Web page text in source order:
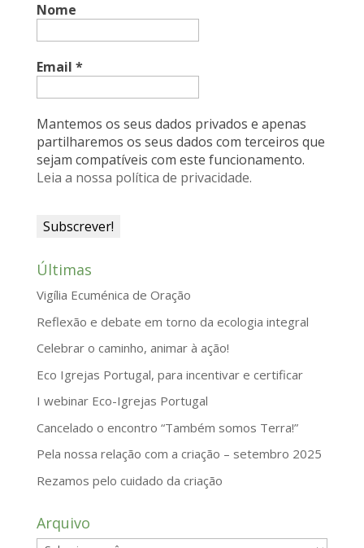
o
o
k
I
p
d
l
y
Nome
Email *
Mantemos os seus dados privados e apenas
partilharemos os seus dados com terceiros que
sejam compatíveis com este funcionamento.
Leia a nossa política de privacidade.
Últimas
Vigília Ecuménica de Oração
Reflexão e debate em torno da ecologia integral
Celebrar o caminho, animar à ação!
Eco Igrejas Portugal, para incentivar e certificar
I webinar Eco-Igrejas Portugal
Cancelado o encontro “Também somos Terra!”
Pela nossa relação com a criação – setembro 2025
Rezamos pelo cuidado da criação
Arquivo